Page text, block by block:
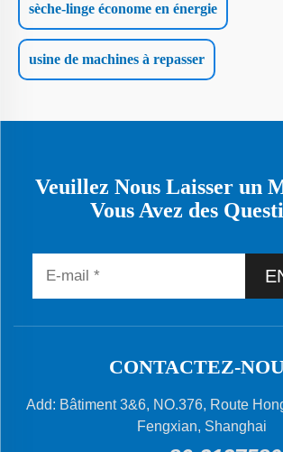
sèche-linge économe en énergie
usine de machines à repasser
Veuillez Nous Laisser un
Vous Avez des
CONTACTEZ-
Add: Bâtiment 3&6, NO.376, Route
Fengxian, Shanghai